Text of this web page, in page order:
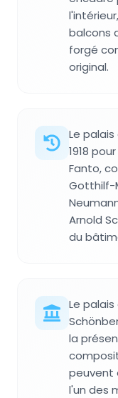
balcons
forgé
original.
Le
1918
Fanto,
Gotthilf-
Arnold
du
Le
la
peuvent
l'un des